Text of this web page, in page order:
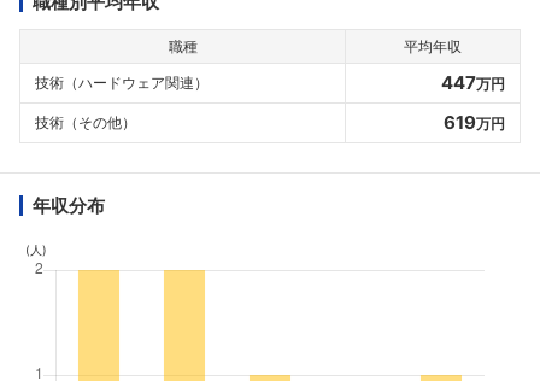
職種
平均年収
技術（ハードウェア関連）
447万円
技術（その他） 619万円
年収分布
(人)